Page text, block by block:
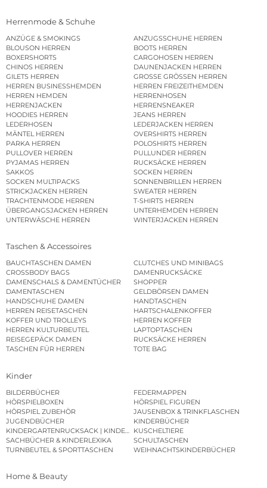
Herrenmode & Schuhe
ANZÜGE & SMOKINGS
ANZUGSSCHUHE HERREN
BLOUSON HERREN
BOOTS HERREN
BOXERSHORTS
CARGOHOSEN HERREN
CHINOS HERREN
DAUNENJACKEN HERREN
GILETS HERREN
GROSSE GRÖSSEN HERREN
HERREN BUSINESSHEMDEN
HERREN FREIZEITHEMDEN
HERREN HEMDEN
HERRENHOSEN
HERRENJACKEN
HERRENSNEAKER
HOODIES HERREN
JEANS HERREN
LEDERHOSEN
LEDERJACKEN HERREN
MÄNTEL HERREN
OVERSHIRTS HERREN
PARKA HERREN
POLOSHIRTS HERREN
PULLOVER HERREN
PULLUNDER HERREN
PYJAMAS HERREN
RUCKSÄCKE HERREN
SAKKOS
SOCKEN HERREN
SOCKEN MULTIPACKS
SONNENBRILLEN HERREN
STRICKJACKEN HERREN
SWEATER HERREN
TRACHTENMODE HERREN
T-SHIRTS HERREN
ÜBERGANGSJACKEN HERREN
UNTERHEMDEN HERREN
UNTERWÄSCHE HERREN
WINTERJACKEN HERREN
Taschen & Accessoires
BAUCHTASCHEN DAMEN
CLUTCHES UND MINIBAGS
CROSSBODY BAGS
DAMENRUCKSÄCKE
DAMENSCHALS & DAMENTÜCHER
SHOPPER
DAMENTASCHEN
GELDBÖRSEN DAMEN
HANDSCHUHE DAMEN
HANDTASCHEN
HERREN REISETASCHEN
HARTSCHALENKOFFER
KOFFER UND TROLLEYS
HERREN KOFFER
HERREN KULTURBEUTEL
LAPTOPTASCHEN
REISEGEPÄCK DAMEN
RUCKSÄCKE HERREN
TASCHEN FÜR HERREN
TOTE BAG
Kinder
BILDERBÜCHER
FEDERMAPPEN
HÖRSPIELBOXEN
HÖRSPIEL FIGUREN
HÖRSPIEL ZUBEHÖR
JAUSENBOX & TRINKFLASCHEN
JUGENDBÜCHER
KINDERBÜCHER
KINDERGARTENRUCKSACK | KINDERGARTENBEUTEL
KUSCHELTIERE
SACHBÜCHER & KINDERLEXIKA
SCHULTASCHEN
TURNBEUTEL & SPORTTASCHEN
WEIHNACHTSKINDERBÜCHER
Home & Beauty